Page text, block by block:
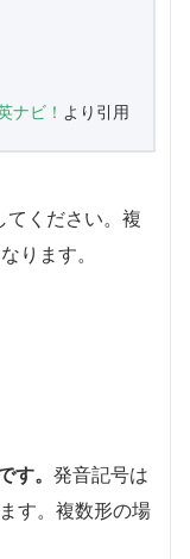
ナビ！ より引用
てください。複
ります。
す。 発音記号は
す。複数形の場